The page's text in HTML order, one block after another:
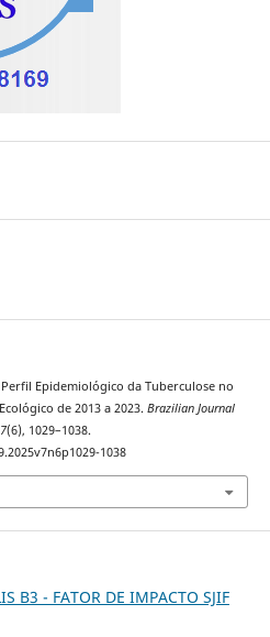
Epidemiológico da Tuberculose no
de 2013 a 2023. Brazilian Journal
7(6), 1029–1038.
1038
B3 - FATOR DE IMPACTO SJIF